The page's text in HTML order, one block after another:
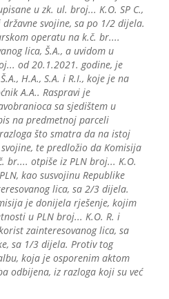
u zk. ul. broj... K.O. SP C.,
svojine, sa po 1/2 dijela.
operatu na k.č. br....
lica, Š.A., a uvidom u
od 20.1.2021. godine, je
H.A., S.A. i R.I., koje je na
A.A.. Raspravi je
sa sjedištem u
na predmetnoj parceli
što smatra da na istoj
te predložio da Komisija
br.... otpiše iz PLN broj... K.O.
kao susvojinu Republike
lica, sa 2/3 dijela.
je donijela rješenje, kojim
u PLN broj... K.O. R. i
zainteresovanog lica, sa
sa 1/3 dijela. Protiv tog
koja je osporenim aktom
odbijena, iz razloga koji su već